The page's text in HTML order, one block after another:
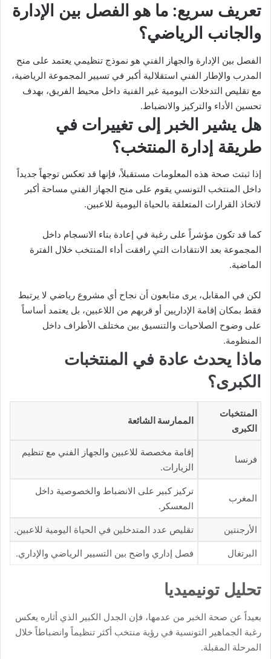
تعريف سريع: ما هو الفصل بين الإدارة
والجانب الرياضي؟
الفصل بين الإدارة والجهاز الفني هو نموذج تنظيمي يعتمد على منح
المدرب والإطار الفني استقلالية أكبر في تسيير المجموعة الرياضية،
مع تقليص التدخلات اليومية غير الفنية داخل محيط الفريق، بهدف
تحسين الأداء والتركيز والانضباط.
هل يشير الخبر إلى تغييرات في
طريقة إدارة المنتخب؟
إذا ثبتت صحة هذه المعلومات مستقبلاً، فإنها قد تعكس توجهاً جديداً
داخل المنتخب التونسي يقوم على منح الجهاز الفني مساحة أكبر
لاتخاذ القرارات المتعلقة بالحياة اليومية للاعبين.
كما قد تكون مؤشراً على رغبة في إعادة بناء الانسجام داخل
المجموعة بعد الانتقادات التي رافقت أداء المنتخب خلال الفترة
الماضية.
لكن في المقابل، يرى متابعون أن نجاح أي مشروع رياضي لا يرتبط
فقط بمكان إقامة الإداريين أو قربهم من اللاعبين، بل يعتمد أساساً
على وضوح الصلاحيات والتنسيق بين مختلف الأطراف داخل
المنظومة.
ماذا يحدث عادة في المنتخبات
الكبرى؟
المنتخبات
الكبرى
الممارسة الشائعة
فرنسا
إقامة مخصصة للاعبين والجهاز الفني مع تنظيم
الزيارات.
المغرب
تركيز كبير على الانضباط والخصوصية داخل
المعسكر.
الأرجنتين تقليص عدد المتدخلين في الحياة اليومية للاعبين.
البرتغال فصل إداري واضح بين التسيير الرياضي والإداري.
تحليل تونيميديا
بعيداً عن صحة الخبر من عدمها، فإن الجدل الكبير الذي أثاره يعكس
رغبة الجماهير التونسية في رؤية منتخب أكثر تنظيماً وانضباطاً خلال
المرحلة المقبلة.